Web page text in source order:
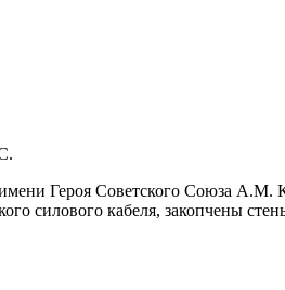
Героя Советского Союза А.М.
силового кабеля, закопчены